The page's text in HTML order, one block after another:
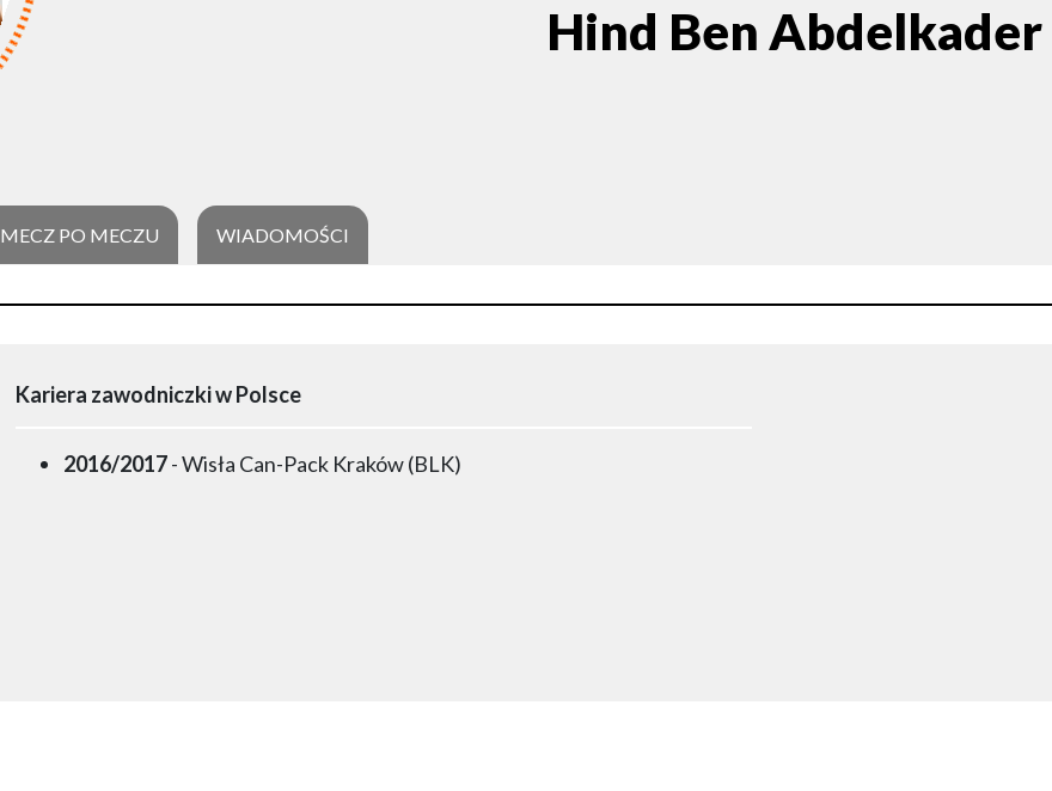
Hind Ben Abdelkader
MECZ PO MECZU WIADOMOŚCI
Kariera zawodniczki w Polsce
2016/2017- Wisła Can-Pack Kraków (BLK)